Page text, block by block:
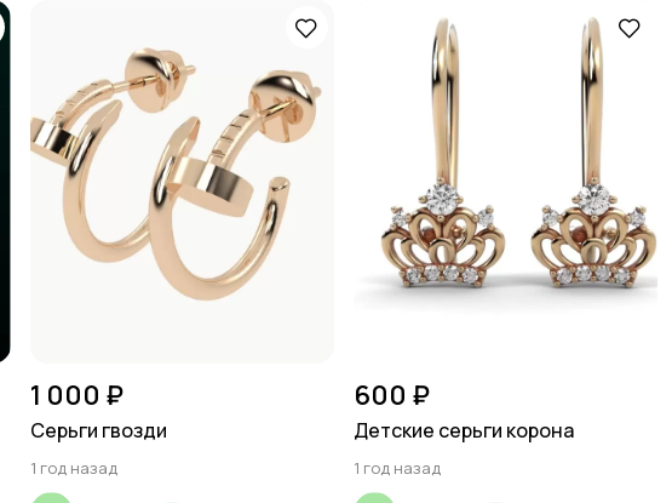
1 000 ₽
Серьги гвозди
1 год назад
600 ₽
Детские серьги корона
1 год назад